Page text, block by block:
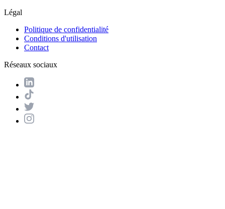
Légal
Politique de confidentialité
Conditions d'utilisation
Contact
Réseaux sociaux